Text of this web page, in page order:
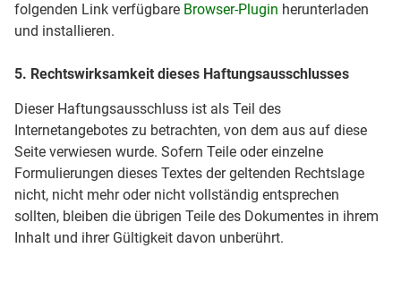
folgenden Link verfügbare Browser-Plugin herunterladen
und installieren.
5. Rechtswirksamkeit dieses Haftungsausschlusses
Dieser Haftungsausschluss ist als Teil des
Internetangebotes zu betrachten, von dem aus auf diese
Seite verwiesen wurde. Sofern Teile oder einzelne
Formulierungen dieses Textes der geltenden Rechtslage
nicht, nicht mehr oder nicht vollständig entsprechen
sollten, bleiben die übrigen Teile des Dokumentes in ihrem
Inhalt und ihrer Gültigkeit davon unberührt.